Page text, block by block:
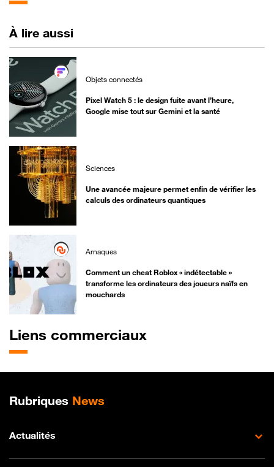
À lire aussi
Objets connectés
Pixel Watch 5 : le design fuite avant l’heure,
Google mise tout sur Gemini et la santé
Sciences
Une avancée majeure permet enfin de vérifier les
calculs des ordinateurs quantiques
Arnaques
Comment un cheat Roblox « indétectable »
transforme les ordinateurs des joueurs naïfs en
mouchards
Liens commerciaux
Plan de site
Rubriques News
Actualités